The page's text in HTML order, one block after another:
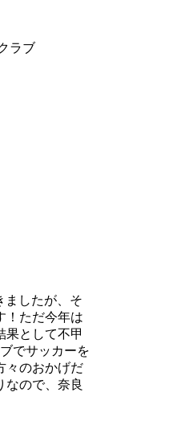
ラブ
ましたが、そ
！ただ今年は
果として不甲
でサッカーを
々のおかげだ
なので、奈良